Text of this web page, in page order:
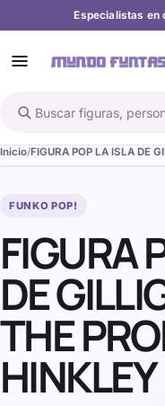
Especialistas en
Buscar en el catálogo
Inicio FIGURA POP LA ISLA DE
FUNKO POP!
FIGURA
DE
THE
HINKLEY